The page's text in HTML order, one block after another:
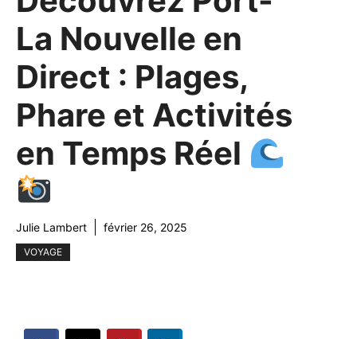
La Nouvelle en
Direct : Plages,
Phare et Activités
en Temps Réel
Julie Lambert février 26, 2025
VOYAGE